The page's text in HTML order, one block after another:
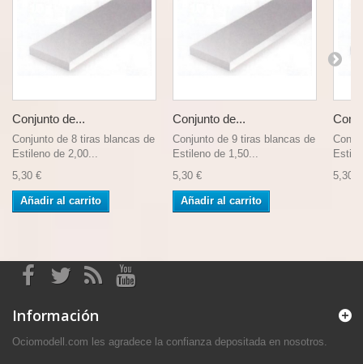
Conjunto de...
Conjunto de 8 tiras blancas de
Estileno de 2,00...
5,30 €
Añadir al carrito
Conjunto de...
Conjunto de 9 tiras blancas de
Estileno de 1,50...
5,30 €
Añadir al carrito
5,30 €
Información
Ociomodell.com les agradece la confianza depositada en nosotros.